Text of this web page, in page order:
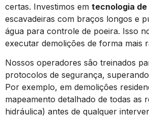
certas. Investimos em tecnologia de
escavadeiras com braços longos e
água para controle de poeira. Isso
executar demolições de forma mais
Nossos operadores são treinados
protocolos de segurança,
Por exemplo, em demolições
mapeamento detalhado de todas as
hidráulica) antes de qualquer